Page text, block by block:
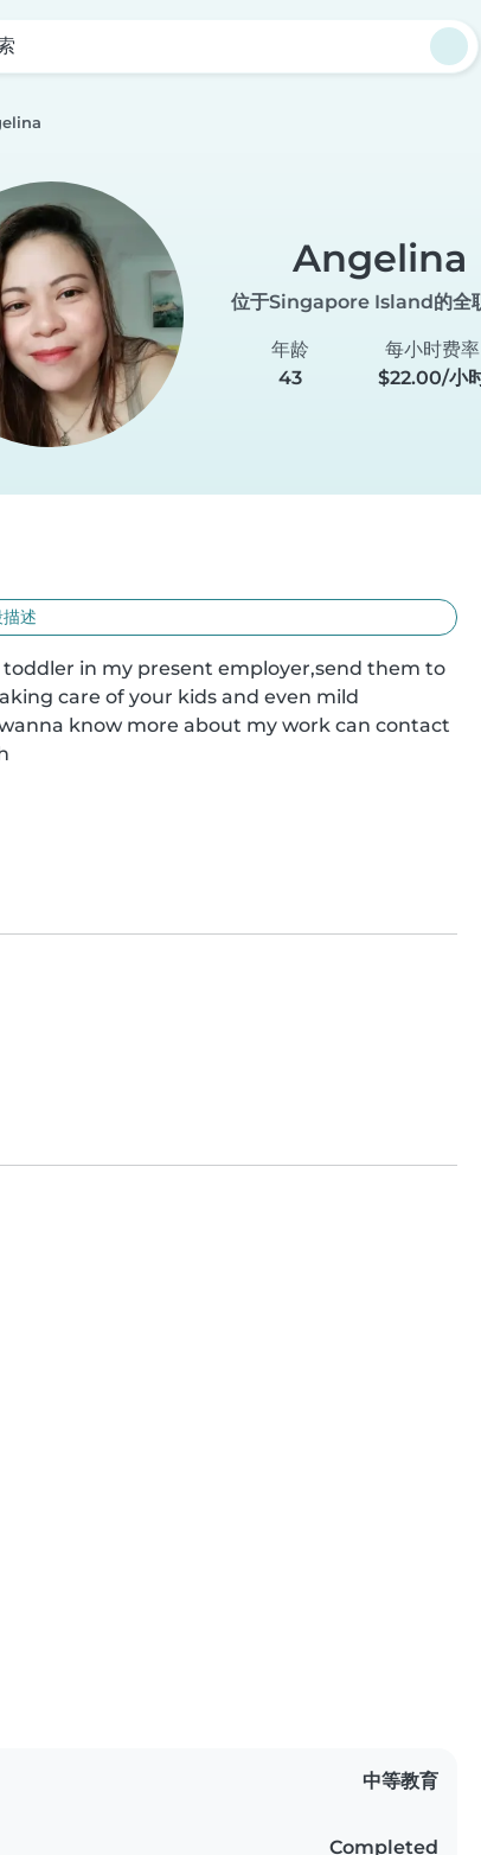
Angelina
位于Singapore Island的全
年龄
43
每小时费率
$22.00/小
述
in my present employer,send them to
care of your kids and even mild
know more about my work can contact
中等教育
Completed